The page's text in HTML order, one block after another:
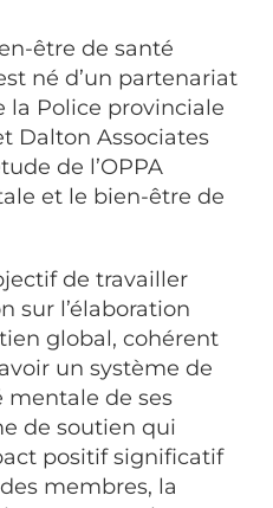
être de santé
né d’un partenariat
la Police provinciale
Dalton Associates
de l’OPPA
et le bien-être de
de travailler
sur l’élaboration
global, cohérent
un système de
mentale de ses
de soutien qui
positif significatif
membres, la